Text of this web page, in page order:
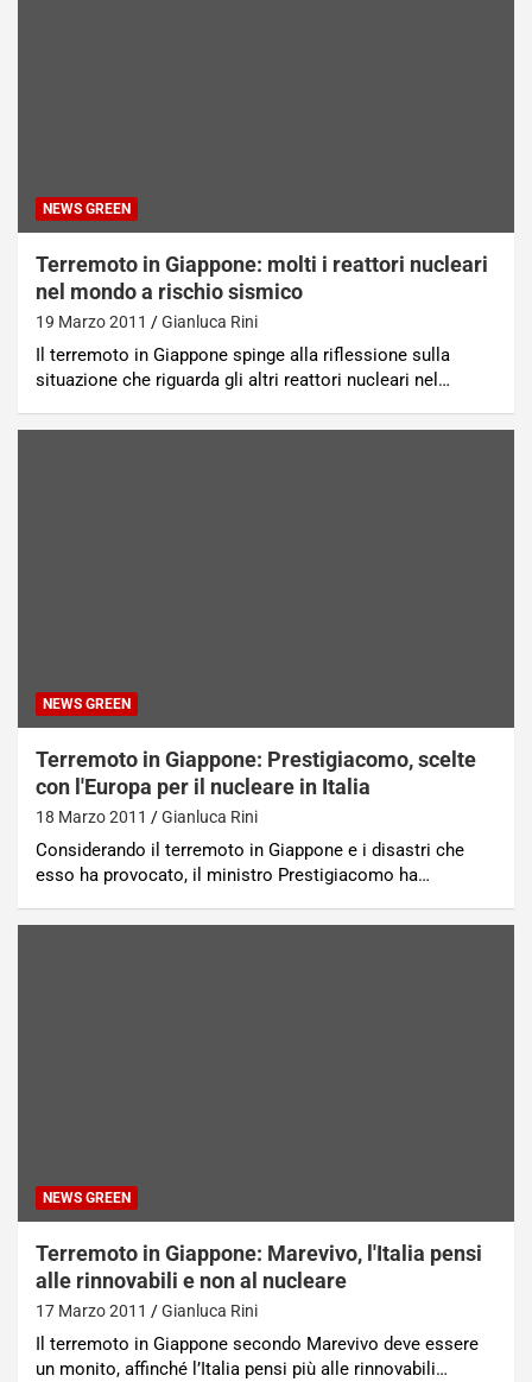
NEWS GREEN
Terremoto in Giappone: molti i reattori nucleari
nel mondo a rischio sismico
19 Marzo 2011 Gianluca Rini
Il terremoto in Giappone spinge alla riflessione sulla
situazione che riguarda gli altri reattori nucleari nel…
NEWS GREEN
Terremoto in Giappone: Prestigiacomo, scelte
con l'Europa per il nucleare in Italia
18 Marzo 2011 Gianluca Rini
Considerando il terremoto in Giappone e i disastri che
esso ha provocato, il ministro Prestigiacomo ha…
NEWS GREEN
Terremoto in Giappone: Marevivo, l'Italia pensi
alle rinnovabili e non al nucleare
17 Marzo 2011 Gianluca Rini
Il terremoto in Giappone secondo Marevivo deve essere
un monito, affinché l’Italia pensi più alle rinnovabili…